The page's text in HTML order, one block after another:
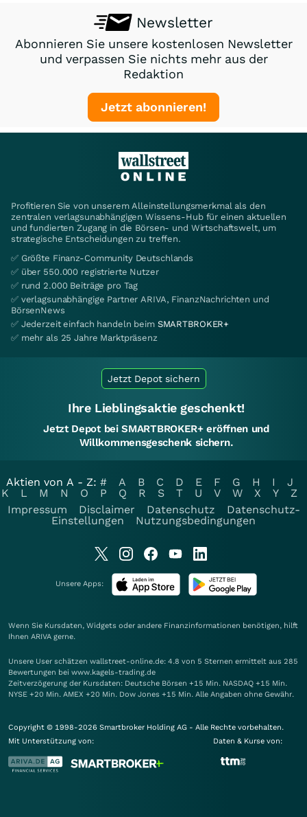
Newsletter
Abonnieren Sie unsere kostenlosen Newsletter
und verpassen Sie nichts mehr aus der
Redaktion
Jetzt abonnieren!
Profitieren Sie von unserem Alleinstellungsmerkmal als den
zentralen verlagsunabhängigen Wissens-Hub für einen aktuellen
und fundierten Zugang in die Börsen- und Wirtschaftswelt, um
strategische Entscheidungen zu treffen.
✅ Größte Finanz-Community Deutschlands
✅ über 550.000 registrierte Nutzer
✅ rund 2.000 Beiträge pro Tag
✅ verlagsunabhängige Partner ARIVA, FinanzNachrichten und
BörsenNews
✅ Jederzeit einfach handeln beim SMARTBROKER+
✅ mehr als 25 Jahre Marktpräsenz
Jetzt Depot sichern
Ihre Lieblingsaktie geschenkt!
Jetzt Depot bei SMARTBROKER+ eröffnen und
Willkommensgeschenk sichern.
Aktien von A - Z: # A B C D E F G H I
J
K
L M N O P Q R S T U V W X Y
Z
Impressum
Disclaimer Datenschutz
Datenschutz-
Einstellungen
Nutzungsbedingungen
Unsere Apps:
Wenn Sie Kursdaten, Widgets oder andere Finanzinformationen benötigen, hilft
Ihnen ARIVA gerne.
Unsere User schätzen wallstreet-online.de: 4.8 von 5 Sternen ermittelt aus 285
Bewertungen bei www.kagels-trading.de
Zeitverzögerung der Kursdaten: Deutsche Börsen +15 Min. NASDAQ +15 Min.
NYSE +20 Min. AMEX +20 Min. Dow Jones +15 Min. Alle Angaben ohne Gewähr.
Copyright © 1998-2026 Smartbroker Holding AG - Alle Rechte vorbehalten.
Mit Unterstützung von:
Daten & Kurse von: